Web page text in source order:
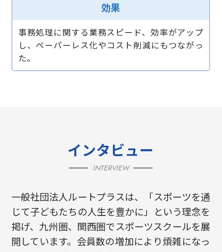
効果
事務処理に関する業務スピード、効率がアップ
し、ペーパーレス化やコスト削減にもつながっ
た。
インタビュー
INTERVIEW
一般社団法人ルートプラスは、「スポーツを通
じて子どもたちの人生を豊かに」という理念を
掲げ、九州圏、関西圏でスポーツスクールを展
開しています。会員数の増加により煩雑になっ